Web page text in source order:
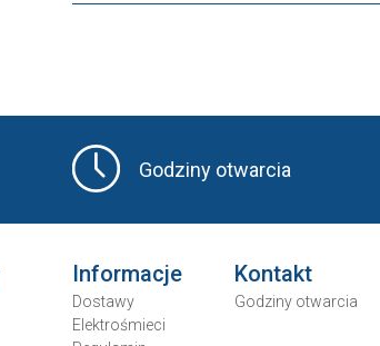
Godziny otwarcia
Informacje
Dostawy
Elektrośmieci
Kontakt
Godziny otwarcia